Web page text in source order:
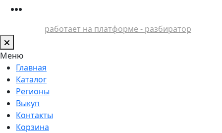
работает на платформе - разбиратор
Меню
Главная
Каталог
Регионы
Выкуп
Контакты
Корзина